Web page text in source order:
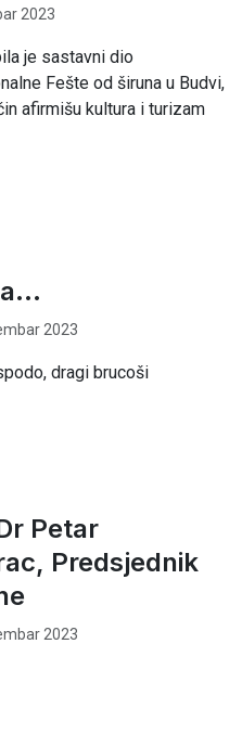
2023
je sastavni dio
Fešte od širuna u Budvi,
afirmišu kultura i turizam
2023
dragi brucoši
Petar
Predsjednik
2023